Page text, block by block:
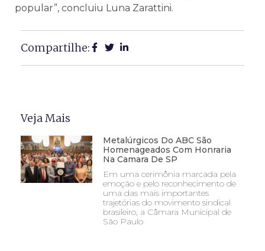
popular”, concluiu Luna Zarattini.
Compartilhe:
Veja Mais
Metalúrgicos Do ABC São
Homenageados Com Honraria
Na Camara De SP
Em uma cerimônia marcada pela
emoção e pelo reconhecimento de
uma das mais importantes
trajetórias do movimento sindical
brasileiro, a Câmara Municipal de
São Paulo